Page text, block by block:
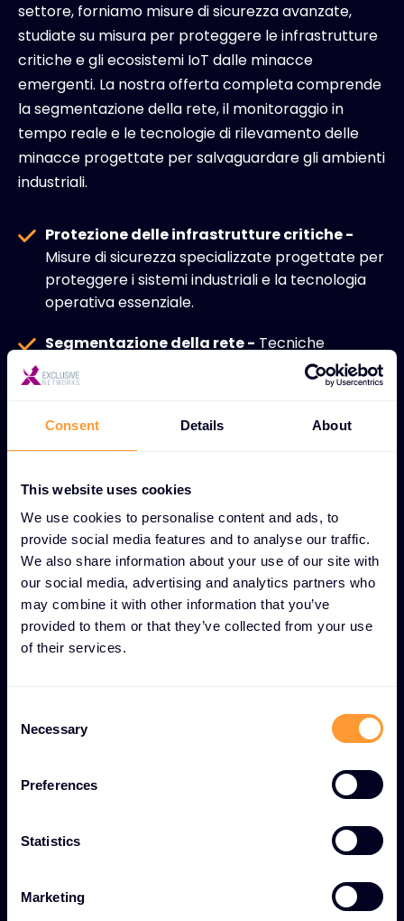
Consent Details About
This website uses cookies
We use cookies to personalise content and ads, to
provide social media features and to analyse our traffic.
We also share information about your use of our site with
our social media, advertising and analytics partners who
may combine it with other information that you’ve
provided to them or that they’ve collected from your use
of their services.
Necessary
Preferences
Statistics
Marketing
settore, forniamo misure di sicurezza avanzate,
studiate su misura per proteggere le infrastrutture
critiche e gli ecosistemi IoT dalle minacce
emergenti. La nostra offerta completa comprende
la segmentazione della rete, il monitoraggio in
tempo reale e le tecnologie di rilevamento delle
minacce progettate per salvaguardare gli ambienti
industriali.
Protezione delle infrastrutture critiche -
Misure di sicurezza specializzate progettate per
proteggere i sistemi industriali e la tecnologia
operativa essenziale.
Segmentazione della rete - Tecniche
avanzate di isolamento che impediscono il
movimento laterale delle minacce attraverso
Monitoraggio in tempo reale -
per il rilevamento e la risposta immediata alle
minacce.
Sicurezza dell'ecosistema IoT - Protezione
completa per diversi dispositivi connessi in
ambienti industriali e aziendali.
Gestione sicura dei dispositivi -
framework di sicurezza che consentono alle
organizzazioni di sfruttare in modo sicuro la
contempo i rischi.